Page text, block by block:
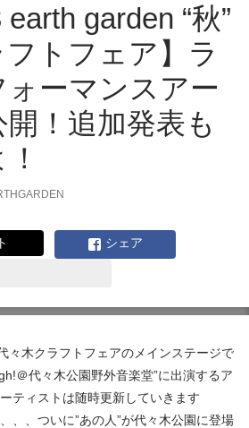
earth garden “秋”
トフェア】ラ
ーマンスアー
！追加発表も
シェア
々木クラフトフェアのメインステージで
＠代々木公園野外音楽堂”に出演するア
ティストは随時更新していきます
、、ついに”あの人”が代々木公園に登場